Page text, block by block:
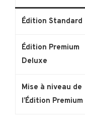
Édition Standard
Édition Premium
Deluxe
Mise à niveau de
l’Édition Premium